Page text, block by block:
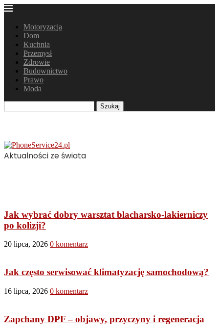
Motoryzacja
Dom
Kuchnia
Przemysł
Zdrowie
Budownictwo
Prawo
Moda
Szukaj
Aktualności ze świata
Jak wybrać dobry warsztat blacharsko-lakierniczy
po kolizji?
20 lipca, 2026 0 komentarz
Jak często serwisować klimatyzację samochodową?
16 lipca, 2026 0 komentarz
Zapchany DPF – objawy, przyczyny i regeneracja